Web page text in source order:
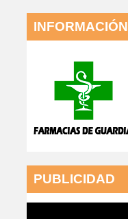
INFORMACIÓN
PUBLICIDAD